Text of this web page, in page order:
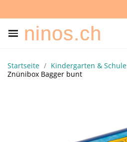
ninos.ch
Startseite Kindergarten & Schule
Znünibox Bagger bunt